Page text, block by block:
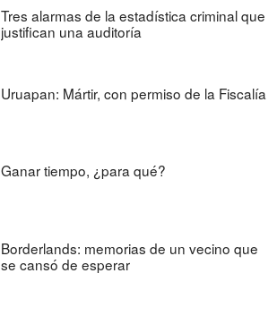
Tres alarmas de la estadística criminal que
justifican una auditoría
Uruapan: Mártir, con permiso de la Fiscalía
Ganar tiempo, ¿para qué?
Borderlands: memorias de un vecino que
se cansó de esperar